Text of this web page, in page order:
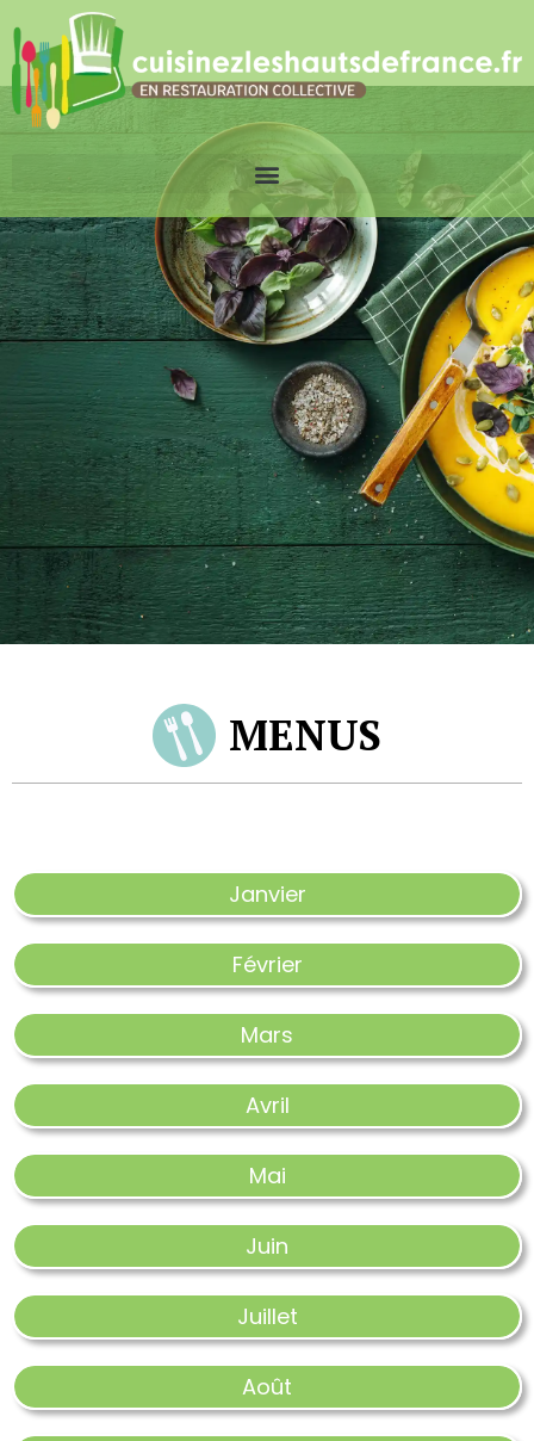
MENUS
Janvier
Février
Mars
Avril
Mai
Juin
Juillet
Août